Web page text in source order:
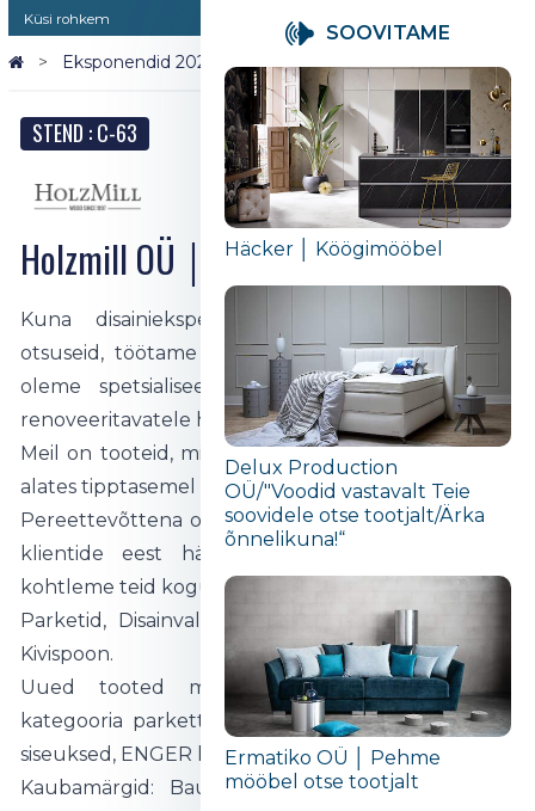
Küsi rohkem
Eksponendid 2026 Holzmill OÜ │ Põrandakatted
STEND : C-63
Holzmill OÜ │ Põrandakatted
Kuna disainieksperdid aitavad teha parimaid
otsuseid, töötame elamu- ja äriprojektidega ning
oleme spetsialiseerunud uusehitistele, ning ka
renoveeritavatele hoonetele.
Meil on tooteid, mis aitavad täita kõiki teie vajadusi
alates tipptasemel kuni eelarveteadliku ostjani.
Pereettevõttena oleme uhked, et hoolitseme oma
klientide eest hästi. Tulge meie juurde, kus
kohtleme teid kogukonna liikmena.
Parketid, Disainvalgustid, Siseuksed, Käepidemed,
Kivispoon.
Uued tooted messil: Suur valik preemium
kategooria parkette, Velt disainvalgustid, LEGRUS
siseuksed, ENGER käepidemed, Kivispoon.
Kaubamärgid: Bauwerk, Nela-One, Fisnihparkiet,
SOOVITAME
Häcker │ Köögimööbel
Delux Production
OÜ/"Voodid vastavalt Teie
soovidele otse tootjalt/Ärka
õnnelikuna!“
Ermatiko OÜ │ Pehme
mööbel otse tootjalt